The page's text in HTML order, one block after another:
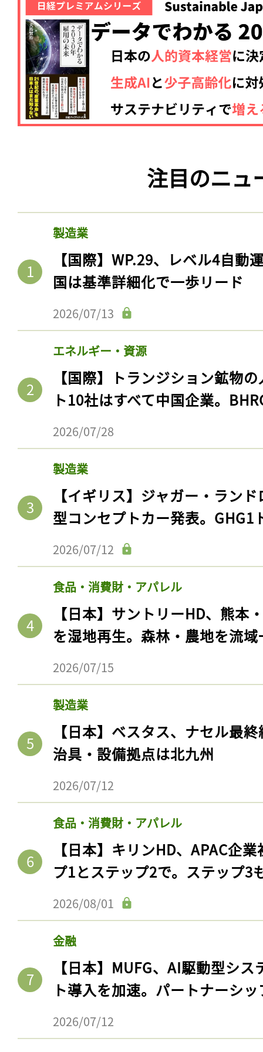
注目のニュ
製造業
【国際】WP.29、レベル4自動
国は基準詳細化で一歩リード
2026/07/13
エネルギー・資源
【国際】トランジション鉱物
ト10社はすべて中国企業。
2026/07/28
製造業
【イギリス】ジャガー・ラン
型コンセプトカー発表。GHG1
2026/07/12
食品・消費財・アパレル
【日本】サントリーHD、熊本
を湿地再生。森林・農地を流
2026/07/15
製造業
【日本】ベスタス、ナセル最
治具・設備拠点は北九州
2026/07/12
食品・消費財・アパレル
【日本】キリンHD、APAC企
プ1とステップ2で。ステップ3
2026/08/01
金融
【日本】MUFG、AI駆動型シ
ト導入を加速。パートナーシ
2026/07/12
記事をお気に入りに
ログインが必